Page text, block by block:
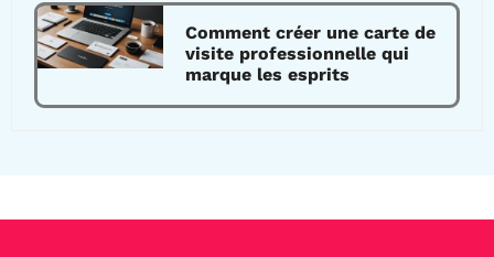
Comment créer une carte de
visite professionnelle qui
marque les esprits